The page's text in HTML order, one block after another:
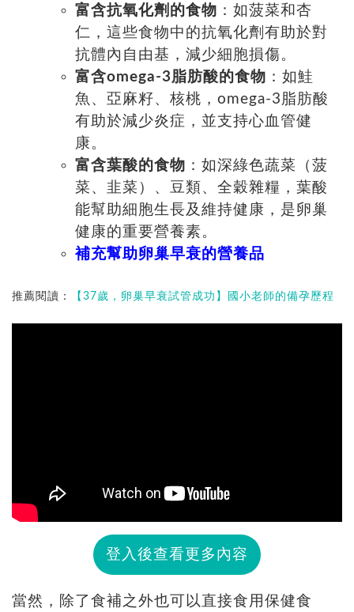
富含抗氧化劑的食物 ：如菠菜和杏
仁，這些食物中的抗氧化劑有助於對
抗體內自由基，減少細胞損傷。
富含omega-3脂肪酸的食物 ：如鮭
魚、亞麻籽、核桃，omega-3脂肪酸
有助於減少炎症，並支持心血管健
康。
富含葉酸的食物 ：如深綠色蔬菜（菠
菜、韭菜）、豆類、全穀雜糧，葉酸
能幫助細胞生長及維持健康，是卵巢
健康的重要營養素。
補充幫助卵巢早衰的營養品
推薦閱讀： 【37歲，卵巢早衰試管成功】國小老師的備孕歷程
登入後查看更多內容
當然，除了食補之外也可以直接食用保健食